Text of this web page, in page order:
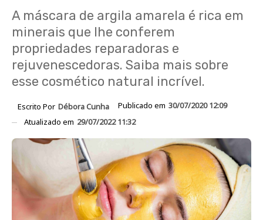
A máscara de argila amarela é rica em
minerais que lhe conferem
propriedades reparadoras e
rejuvenescedoras. Saiba mais sobre
esse cosmético natural incrível.
Escrito Por Débora Cunha Publicado em 30/07/2020 12:09
Atualizado em 29/07/2022 11:32